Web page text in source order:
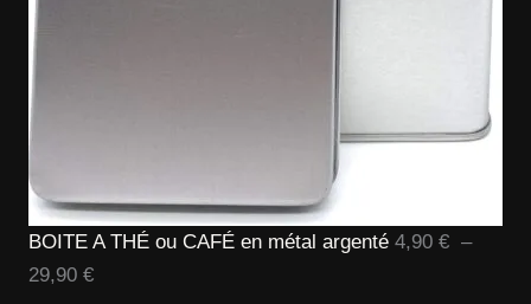
BOITE A THÉ ou CAFÉ en métal argenté 4,90 € –
29,90 €Plage